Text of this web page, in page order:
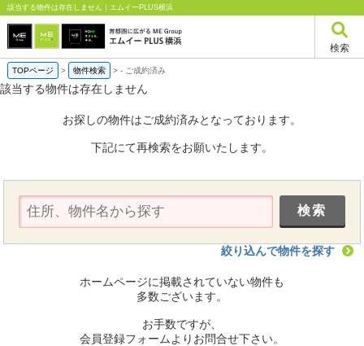
該当する物件は存在しません｜エムイーPLUS横浜
検索
TOPページ > 物件検索 >- ご成約済み
該当する物件は存在しません
お探しの物件はご成約済みとなっております。
下記にて再検索をお願いたします。
絞り込んで物件を探す
ホームページに掲載されていない物件も
多数ございます。
お手数ですが、
会員登録フォームよりお問合せ下さい。